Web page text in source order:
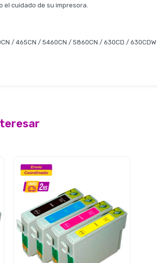
cuidado de su impresora.
/ 465CN / 5460CN / 5860CN / 630CD /